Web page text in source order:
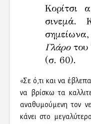
Κορίτσι
σινεμά.
Γλάροτου
(σ. 60).
«Σε ό,τι και να
να βρίσκω τα
αναθυμούμενη τον
κάνει στο